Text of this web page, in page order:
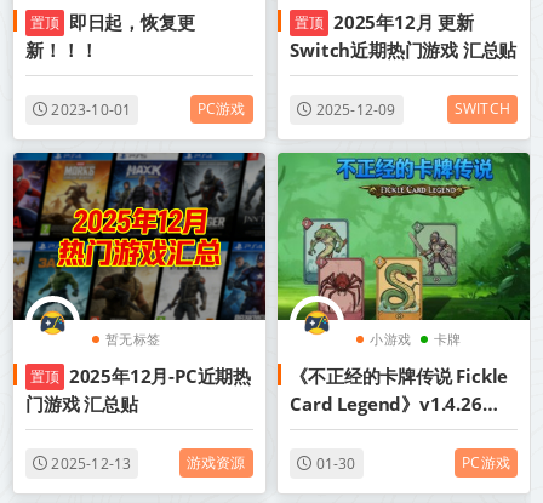
置顶 即日起，恢复更
新！！！
2023-10-01 PC游戏
置顶 2025年12月 更新
Switch近期热门游戏 汇总贴
2025-12-09 SWITCH
暂无标签
置顶 2025年12月-PC近期热
门游戏 汇总贴
2025-12-13 游戏资源
小游戏 卡牌
角色扮演
《不正经的卡牌传说 Fickle
Card Legend》v1.4.26丨
中文版网盘下载
01-30 PC游戏